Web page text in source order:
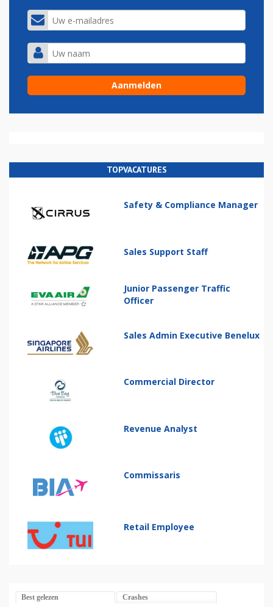
TOPVACATURES
Safety & Compliance Manager
Sales Support Staff
Junior Passenger Traffic
Officer
Sales Admin Executive Benelux
Commercial Director
Revenue Analyst
Commissaris
Retail Employee
Best gelezen Crashes